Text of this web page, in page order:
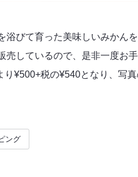
浴びて育った美味しいみかん
売しているので、是非一度お
¥500+税の¥540となり、写
ング